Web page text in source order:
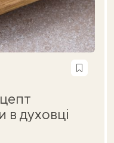
в духовці